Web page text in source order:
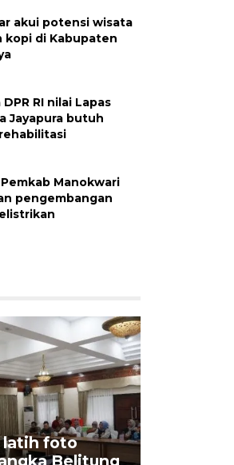
akui potensi wisata
kopi di Kabupaten
RI nilai Lapas
Jayapura butuh
Manokwari
pengembangan
latih foto